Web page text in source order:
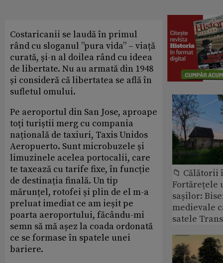
Costaricanii se laudă în primul
rând cu sloganul ”pura vida” – viață
curată, și-n al doilea rând cu ideea
de libertate. Nu au armată din 1948
și consideră că libertatea se află în
sufletul omului.
Pe aeroportul din San Jose, aproape
toți turiștii merg cu compania
națională de taxiuri, Taxis Unidos
Aeropuerto. Sunt microbuzele și
limuzinele acelea portocalii, care
te taxează cu tarife fixe, în funcție
de destinația finală. Un tip
mărunțel, rotofei și plin de el m-a
preluat imediat ce am ieșit pe
poarta aeroportului, făcându-mi
semn să mă așez la coada ordonată
ce se formase în spatele unei
bariere.
📁 Călătorii
Fortărețele
sașilor:
medievale
satele